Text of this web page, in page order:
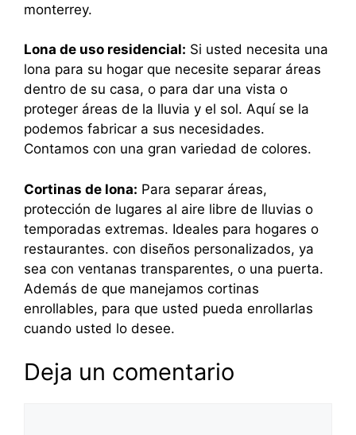
monterrey.
Lona de uso residencial: Si usted necesita una
lona para su hogar que necesite separar áreas
dentro de su casa, o para dar una vista o
proteger áreas de la lluvia y el sol. Aquí se la
podemos fabricar a sus necesidades.
Contamos con una gran variedad de colores.
Cortinas de lona: Para separar áreas,
protección de lugares al aire libre de lluvias o
temporadas extremas. Ideales para hogares o
restaurantes. con diseños personalizados, ya
sea con ventanas transparentes, o una puerta.
Además de que manejamos cortinas
enrollables, para que usted pueda enrollarlas
cuando usted lo desee.
Deja un comentario